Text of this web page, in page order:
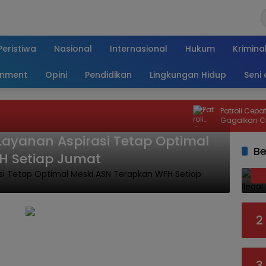
Nasional Internasional Hukum Kriminal
Opini Pendidikan Lingkungan Hidup Seni
Patroli Cepat
Gagalkan
Kembali
Aspirasi Tetap Optimal
Setiap Jumat
2